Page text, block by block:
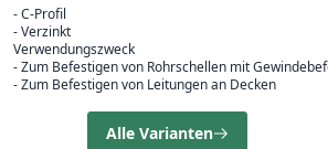
- C-Profil
- Verzinkt
Verwendungszweck
- Zum Befestigen von Rohrschellen mit
- Zum Befestigen von Leitungen an Decken
Alle Varianten